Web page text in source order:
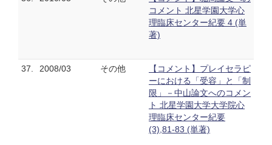
コメント 北星学園大学心
理臨床センター紀要 4 (単
著)
37. 2008/03 その他
【コメント】プレイセラピ
ーにおける「受容」と「制
限」－中山論文へのコメン
ト 北星学園大学大学院心
理臨床センター紀要
(3),81-83 (単著)